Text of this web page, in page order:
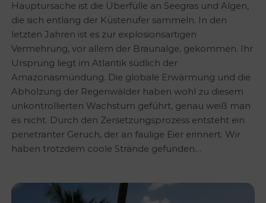
Hauptursache ist die Überfülle an Seegras und Algen,
die sich entlang der Küstenufer sammeln. In den
letzten Jahren ist es zur explosionsartigen
Vermehrung, vor allem der Braunalge, gekommen. Ihr
Ursprung liegt im Atlantik südlich der
Amazonasmündung. Die globale Erwärmung und die
Abholzung der Regenwälder haben wohl zu diesem
unkontrollierten Wachstum geführt, genau weiß man
es nicht. Durch den Zersetzungsprozess entsteht ein
penetranter Geruch, der an faulige Eier erinnert. Wir
haben trotzdem coole Strände gefunden…